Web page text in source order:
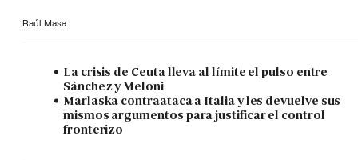
Raúl Masa
La crisis de Ceuta lleva al límite el pulso entre
Sánchez y Meloni
Marlaska contraataca a Italia y les devuelve sus
mismos argumentos para justificar el control
fronterizo